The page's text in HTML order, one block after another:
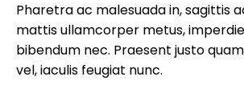
Pharetra ac malesuada in, sagittis
mattis ullamcorper metus,
bibendum nec. Praesent justo
vel, iaculis feugiat nunc.